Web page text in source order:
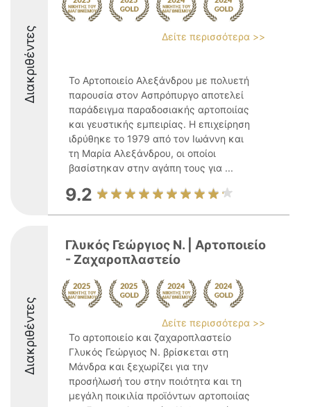
Διακριθέντες Δείτε περισσότερα >>
Το Αρτοποιείο Αλεξάνδρου με πολυετή
παρουσία στον Ασπρόπυργο αποτελεί
παράδειγμα παραδοσιακής αρτοποιίας
και γευστικής εμπειρίας. Η επιχείρηση
ιδρύθηκε το 1979 από τον Ιωάννη και
τη Μαρία Αλεξάνδρου, οι οποίοι
βασίστηκαν στην αγάπη τους για ...
9.2
Διακριθέντες
Γλυκός Γεώργιος Ν. | Αρτοποιείο
- Ζαχαροπλαστείο
Δείτε περισσότερα >>
Το αρτοποιείο και ζαχαροπλαστείο
Γλυκός Γεώργιος Ν. βρίσκεται στη
Μάνδρα και ξεχωρίζει για την
προσήλωσή του στην ποιότητα και τη
μεγάλη ποικιλία προϊόντων αρτοποιίας